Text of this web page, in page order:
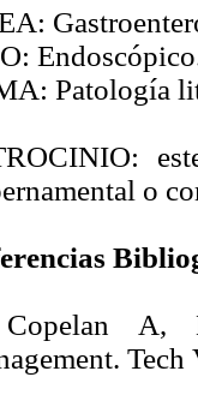
Patología
o
A,